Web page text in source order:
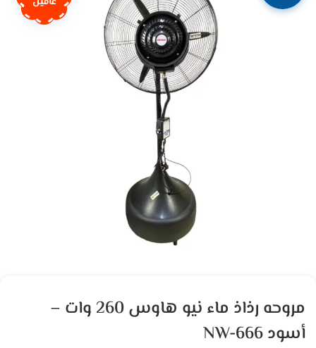
مروحه رذاذ ماء نيو هاوس 260 وات –
أسود NW-666